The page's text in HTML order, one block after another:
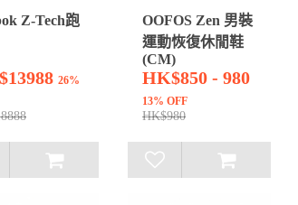
Z-Tech跑
26%
OOFOS Zen 男裝
運動恢復休閒鞋
(CM)
HK$850 - 980
13% OFF
HK$980